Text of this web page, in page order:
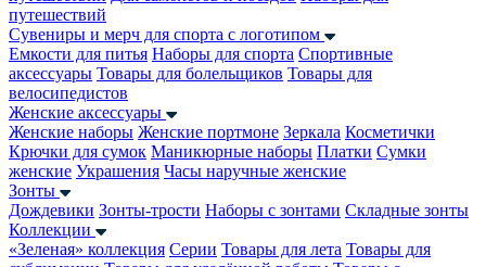
путешествий
Сувениры и мерч для спорта с логотипом
Емкости для питья Наборы для спорта Спортивные
аксессуары Товары для болельщиков Товары для
велосипедистов
Женские аксессуары
Женские наборы Женские портмоне Зеркала Косметички
Крючки для сумок Маникюрные наборы Платки Сумки
женские Украшения Часы наручные женские
Зонты
Дождевики Зонты-трости Наборы с зонтами Складные зонты
Коллекции
«Зеленая» коллекция Серии Товары для лета Товары для